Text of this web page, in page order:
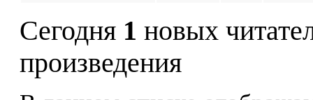
Сегодня 1 новых
произведения